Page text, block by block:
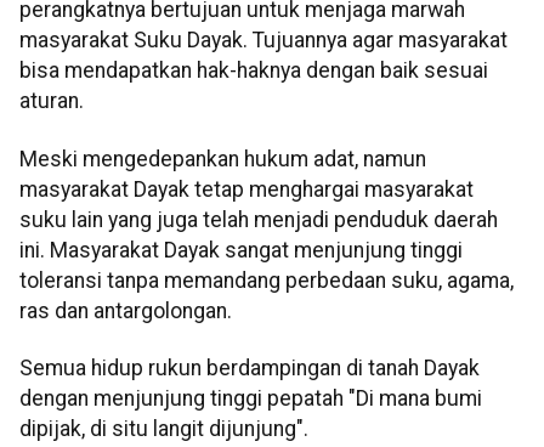
perangkatnya bertujuan untuk menjaga marwah
masyarakat Suku Dayak. Tujuannya agar masyarakat
bisa mendapatkan hak-haknya dengan baik sesuai
aturan.
Meski mengedepankan hukum adat, namun
masyarakat Dayak tetap menghargai masyarakat
suku lain yang juga telah menjadi penduduk daerah
ini. Masyarakat Dayak sangat menjunjung tinggi
toleransi tanpa memandang perbedaan suku, agama,
ras dan antargolongan.
Semua hidup rukun berdampingan di tanah Dayak
dengan menjunjung tinggi pepatah "Di mana bumi
dipijak, di situ langit dijunjung".